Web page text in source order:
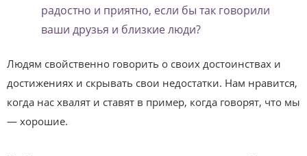
радостно и приятно, если бы так говорили
ваши друзья и близкие люди?
Людям свойственно говорить о своих достоинствах и
достижениях и скрывать свои недостатки. Нам нравится,
когда нас хвалят и ставят в пример, когда говорят, что мы
— хорошие.